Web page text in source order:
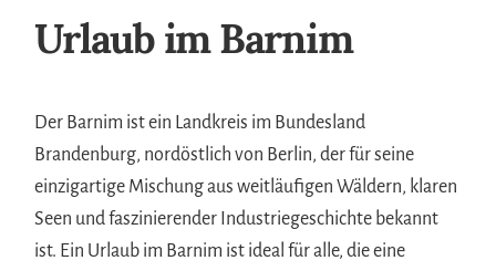
Urlaub im Barnim
Der Barnim ist ein Landkreis im Bundesland
Brandenburg, nordöstlich von Berlin, der für seine
einzigartige Mischung aus weitläufigen Wäldern, klaren
Seen und faszinierender Industriegeschichte bekannt
ist. Ein Urlaub im Barnim ist ideal für alle, die eine